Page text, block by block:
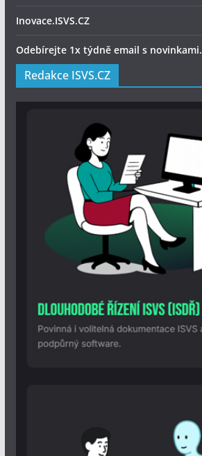
Inovace.ISVS.CZ
Odebírejte 1x týdně email s novinkami.
Redakce ISVS.CZ